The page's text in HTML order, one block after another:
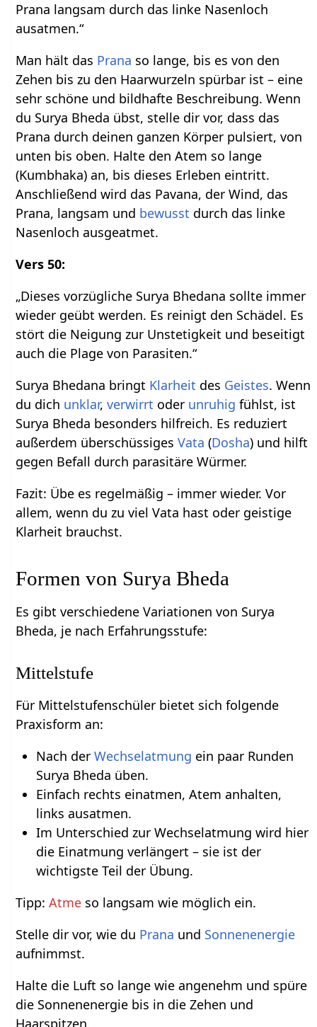
Prana langsam durch das linke Nasenloch
ausatmen.“
Man hält das Prana so lange, bis es von den
Zehen bis zu den Haarwurzeln spürbar ist – eine
sehr schöne und bildhafte Beschreibung. Wenn
du Surya Bheda übst, stelle dir vor, dass das
Prana durch deinen ganzen Körper pulsiert, von
unten bis oben. Halte den Atem so lange
(Kumbhaka) an, bis dieses Erleben eintritt.
Anschließend wird das Pavana, der Wind, das
Prana, langsam und bewusst durch das linke
Nasenloch ausgeatmet.
Vers 50:
„Dieses vorzügliche Surya Bhedana sollte immer
wieder geübt werden. Es reinigt den Schädel. Es
stört die Neigung zur Unstetigkeit und beseitigt
auch die Plage von Parasiten.“
Surya Bhedana bringt Klarheit des Geistes. Wenn
du dich unklar,verwirrt oder unruhig fühlst, ist
Surya Bheda besonders hilfreich. Es reduziert
außerdem überschüssigesVata (Dosha) und hilft
gegen Befall durch parasitäre Würmer.
Fazit: Übe es regelmäßig – immer wieder. Vor
allem, wenn du zu viel Vata hast oder geistige
Klarheit brauchst.
Formen von Surya Bheda
Es gibt verschiedene Variationen von Surya
Bheda, je nach Erfahrungsstufe:
Mittelstufe
Für Mittelstufenschüler bietet sich folgende
Praxisform an:
Nach der Wechselatmung ein paar Runden
Surya Bheda üben.
Einfach rechts einatmen, Atem anhalten,
links ausatmen.
Im Unterschied zur Wechselatmung wird hier
die Einatmung verlängert – sie ist der
wichtigste Teil der Übung.
Tipp:Atme so langsam wie möglich ein.
Stelle dir vor, wie du Prana und Sonnenenergie
aufnimmst.
Halte die Luft so lange wie angenehm und spüre
die Sonnenenergie bis in die Zehen und
Haarspitzen.